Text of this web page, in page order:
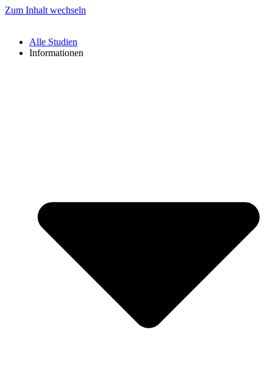
Zum Inhalt wechseln
Alle Studien
Informationen